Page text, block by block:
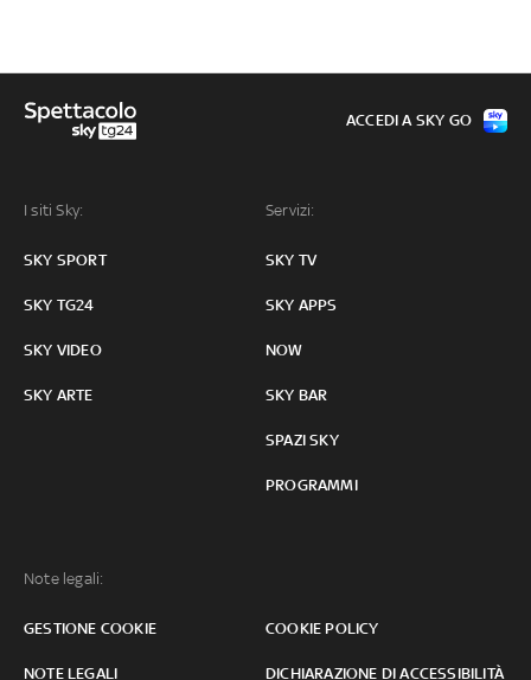
I siti Sky:
SKY SPORT
SKY TG24
SKY VIDEO
SKY ARTE
Servizi:
SKY TV
SKY APPS
NOW
SKY BAR
SPAZI SKY
PROGRAMMI
Note legali:
GESTIONE COOKIE COOKIE POLICY
NOTE LEGALI DICHIARAZIONE DI ACCESSIBILITÀ
ACCEDI A SKY GO